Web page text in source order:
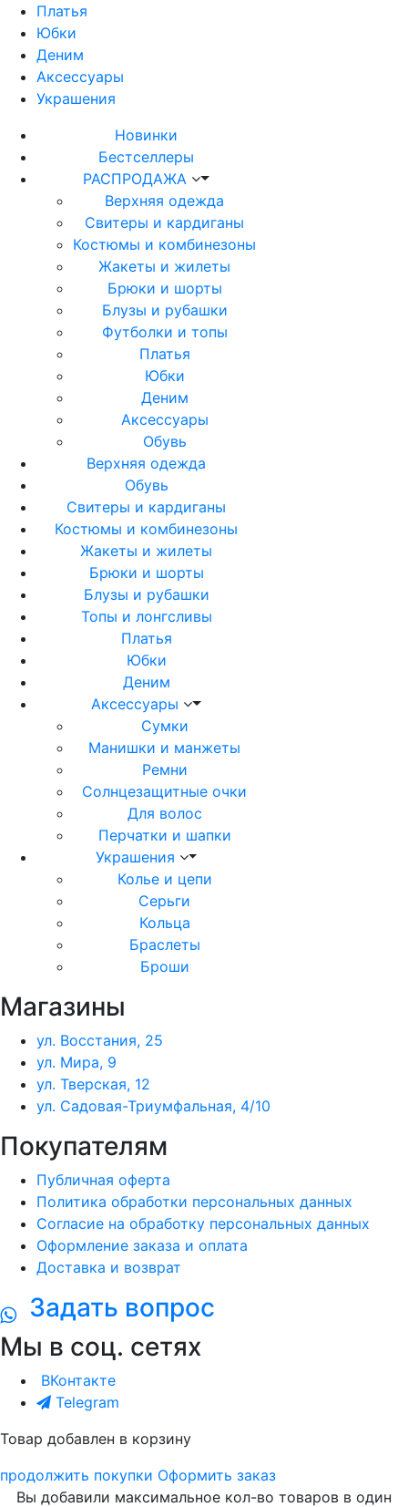
Платья
Юбки
Деним
Аксессуары
Украшения
Новинки
Бестселлеры
РАСПРОДАЖА
Верхняя одежда
Свитеры и кардиганы
Костюмы и комбинезоны
Жакеты и жилеты
Брюки и шорты
Блузы и рубашки
Футболки и топы
Платья
Юбки
Деним
Аксессуары
Обувь
Верхняя одежда
Обувь
Свитеры и кардиганы
Костюмы и комбинезоны
Жакеты и жилеты
Брюки и шорты
Блузы и рубашки
Топы и лонгсливы
Платья
Юбки
Деним
Аксессуары
Сумки
Манишки и манжеты
Ремни
Солнцезащитные очки
Для волос
Перчатки и шапки
Украшения
Колье и цепи
Серьги
Кольца
Браслеты
Броши
Магазины
ул. Восстания, 25
ул. Мира, 9
ул. Тверская, 12
ул. Садовая-Триумфальная, 4/10
Покупателям
Публичная оферта
Политика обработки персональных данных
Согласие на обработку персональных данных
Оформление заказа и оплата
Доставка и возврат
Задать вопрос
Мы в соц. сетях
ВКонтакте
Telegram
Товар добавлен в корзину
продолжить покупки Оформить заказ
Вы добавили максимальное кол-во товаров в один